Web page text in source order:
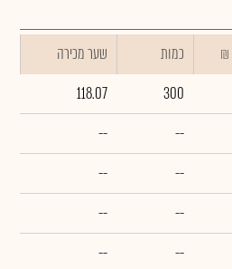
כמות
שער מכירה
300
118.07
--
--
--
--
--
--
--
--